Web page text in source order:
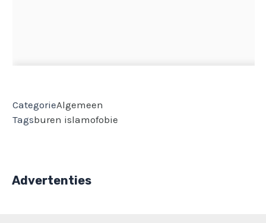
CategorieAlgemeen
Tagsburen islamofobie
Advertenties